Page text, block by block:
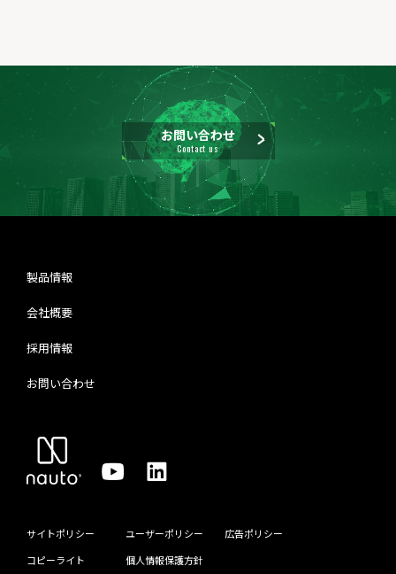
お問い合わせ
Contact us
製品情報
会社概要
採用情報
お問い合わせ
サイトポリシー ユーザーポリシー
広告ポリシー
コピーライト
個人情報保護方針